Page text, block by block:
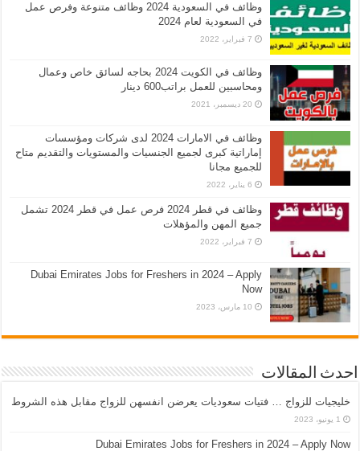
وظائف في السعودية 2024 وظائف متنوعة وفرص عمل
في السعودية لعام 2024
7 فبراير، 2022
وظائف في الكويت 2024 بحاجه لسائق خاص وعمال
ومحاسبين للعمل براتب600 دينار
20 ديسمبر، 2021
وظائف في الامارات 2024 لدى شركات ومؤسسات
إماراتية كبرى لجميع الجنسيات والمستويات والتقديم متاح
للجميع مجانا
6 يناير، 2022
وظائف في قطر 2024 فرص عمل في قطر 2024 تشمل
جميع المهن والمؤهلات
7 فبراير، 2022
Dubai Emirates Jobs for Freshers in 2024 – Apply
Now
10 مارس، 2023
احدث المقالات
خليجيات للزواج … فتيات سعوديات يعرضن انفسهن للزواج مقابل هذه الشروط
1 يونيو، 2023
Dubai Emirates Jobs for Freshers in 2024 – Apply Now